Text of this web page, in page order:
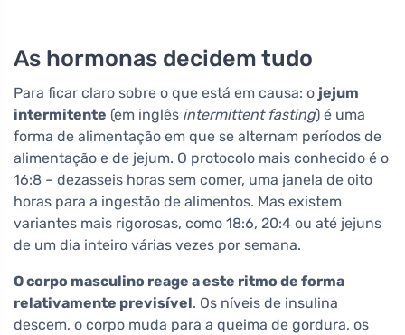
As hormonas decidem tudo
Para ficar claro sobre o que está em causa: o jejum
intermitente (em inglês intermittent fasting) é uma
forma de alimentação em que se alternam períodos de
alimentação e de jejum. O protocolo mais conhecido é o
16:8 – dezasseis horas sem comer, uma janela de oito
horas para a ingestão de alimentos. Mas existem
variantes mais rigorosas, como 18:6, 20:4 ou até jejuns
de um dia inteiro várias vezes por semana.
O corpo masculino reage a este ritmo de forma
relativamente previsível. Os níveis de insulina
descem, o corpo muda para a queima de gordura, os